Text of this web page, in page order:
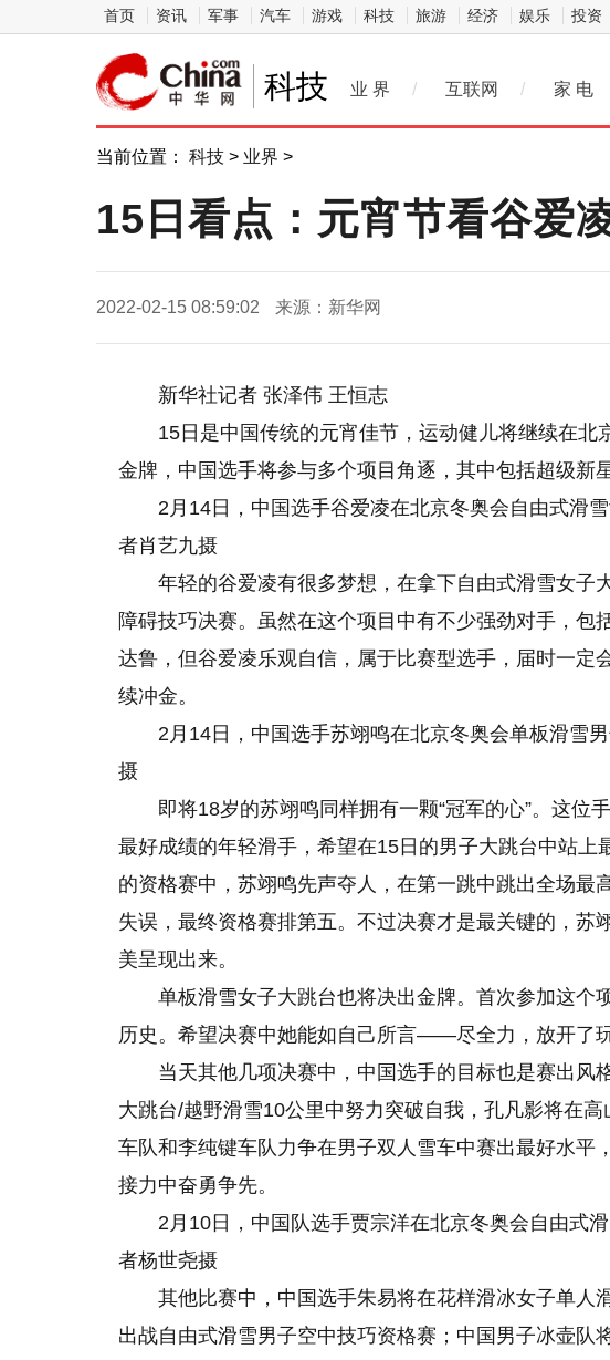
首页 资讯 军事 汽车 游戏 科技 旅游 经济 娱乐 投资
科技 业 界 / 互联网 / 家 电
当前位置： 科技 > 业界 >
15日看点：元宵节看谷爱
2022-02-15 08:59:02 来源：新华网
新华社记者 张泽伟 王恒志
15日是中国传统的元宵佳节，运动健儿将继续在北
金牌，中国选手将参与多个项目角逐，其中包括超级新
2月14日，中国选手谷爱凌在北京冬奥会自由式滑
者肖艺九摄
年轻的谷爱凌有很多梦想，在拿下自由式滑雪女子
障碍技巧决赛。虽然在这个项目中有不少强劲对手，包
达鲁，但谷爱凌乐观自信，属于比赛型选手，届时一定
续冲金。
2月14日，中国选手苏翊鸣在北京冬奥会单板滑雪
摄
即将18岁的苏翊鸣同样拥有一颗“冠军的心”。这位
最好成绩的年轻滑手，希望在15日 的男子大跳台中站上
的资格赛中，苏翊鸣先声夺人，在第一跳中跳出全场最
失误，最终资格赛排第五。不过决赛才是最关键的，苏
美呈现出来。
单板滑雪女子大跳台也将决出金牌。首次参加这个
历史。希望决赛中她能如自己所言——尽全力，放开了
当天其他几项决赛中，中国选手的目标也是赛出风
大跳台/越野滑雪10公里中努力突破自我，孔凡影将在
车队和李纯键车队力争在男子双人雪车中赛出最好水平
接力中奋勇争先。
2月10日，中国队选手贾宗洋在北京冬奥会自由式
者杨世尧摄
其他比赛中，中国选手朱易将在花样滑冰女子单人
出战自由式滑雪男子空中技巧资格赛；中国男子冰壶队